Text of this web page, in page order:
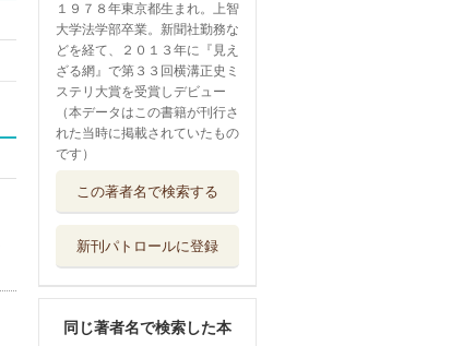
１９７８年東京都生まれ。上智
大学法学部卒業。新聞社勤務な
どを経て、２０１３年に『見え
ざる網』で第３３回横溝正史ミ
ステリ大賞を受賞しデビュー
（本データはこの書籍が刊行さ
れた当時に掲載されていたもの
です）
この著者名で検索する
新刊パトロールに登録
同じ著者名で検索した本
幻冬舎
このノラ猫、幸せ
幻冬舎
ぼくらはアン